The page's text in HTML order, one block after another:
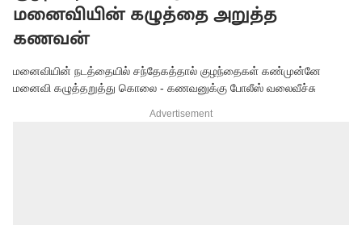
மனைவியின் கழுத்தை அறுத்த
கணவன்
மனைவியின் நடத்தையில் சந்தேகத்தால் குழந்தைகள் கண்முன்னே
மனைவி கழுத்தறுத்து கொலை - கணவனுக்கு போலீஸ் வலைவீச்சு
Advertisement